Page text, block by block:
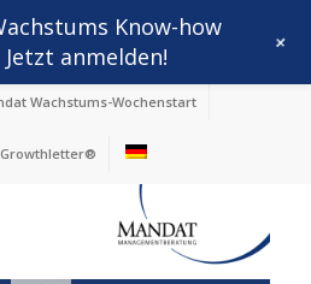
Wachstums-Wochenstart
Know-how
Jetzt anmelden! +